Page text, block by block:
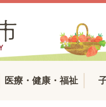
医療・健康・福祉